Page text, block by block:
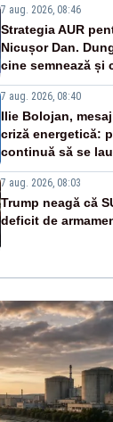
7 aug. 2026, 08:46
Strategia AUR
Nicușor Dan.
cine semnează și
7 aug. 2026, 08:40
Ilie Bolojan,
criză energetică:
continuă să se
7 aug. 2026, 08:03
Trump neagă că
deficit de